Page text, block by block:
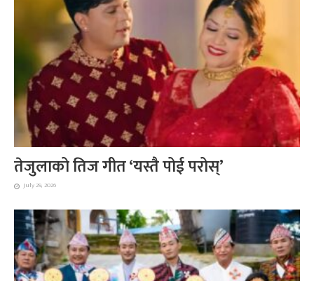
तेजुलाको तिज गीत ‘यस्तै पोई परोस्’
July 29, 2026